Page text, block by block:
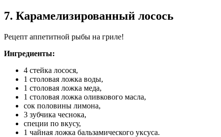
7. Карамелизированный лосось
Рецепт аппетитной рыбы на гриле!
Ингредиенты:
4 стейка лосося,
1 столовая ложка воды,
1 столовая ложка меда,
1 столовая ложка оливкового масла,
сок половины лимона,
3 зубчика чеснока,
специи по вкусу,
1 чайная ложка бальзамического уксуса.